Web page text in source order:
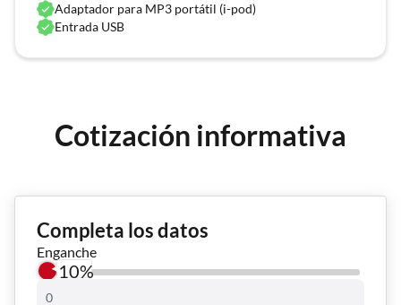
Adaptador para MP3 portátil (i-pod)
Entrada USB
Cotización informativa
Completa los datos
Enganche
10%